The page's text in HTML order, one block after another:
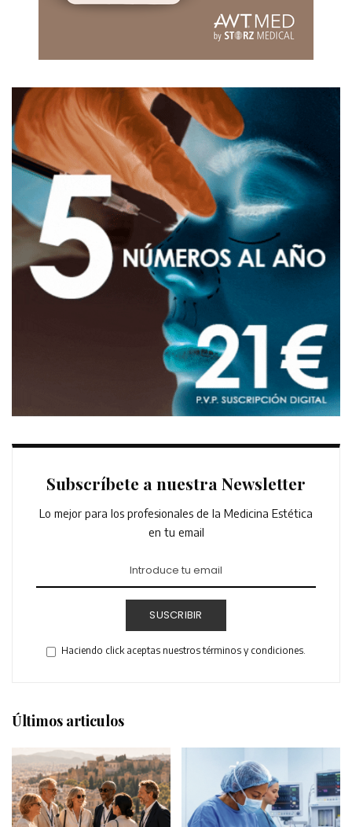
Subscríbete a nuestra Newsletter
Lo mejor para los profesionales de la Medicina Estética
en tu email
SUSCRIBIR
Haciendo click aceptas nuestros términos y condiciones.
Últimos articulos